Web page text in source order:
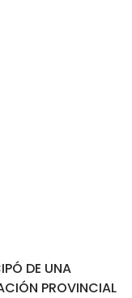
DE UNA
PROVINCIAL